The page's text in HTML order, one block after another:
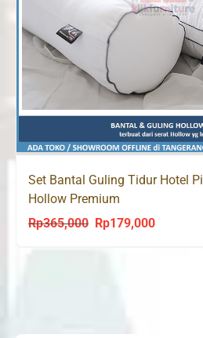
Set Bantal Guling Tidur Hotel
Hollow Premium
Rp365,000
Original
Rp179,000Current